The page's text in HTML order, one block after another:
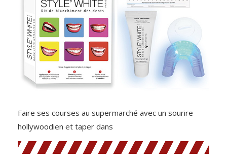
Faire ses courses au supermarché avec un sourire
hollywoodien et taper dans